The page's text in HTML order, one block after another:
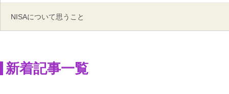
NISAについて思うこと
新着記事一覧